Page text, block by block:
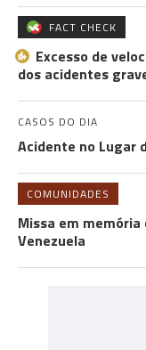
FACT CHECK
Excesso de
dos acidentes
CASOS DO DIA
Acidente no Lugar
COMUNIDADES
Missa em
Venezuela